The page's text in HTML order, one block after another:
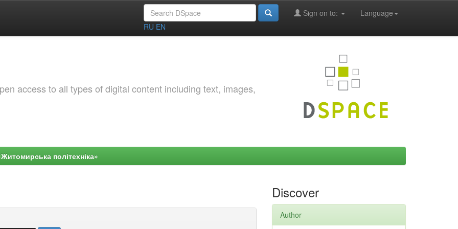
Language
Sign on to:
RU EN
access to all types of digital content including text, images,
політехніка»
Discover
Author